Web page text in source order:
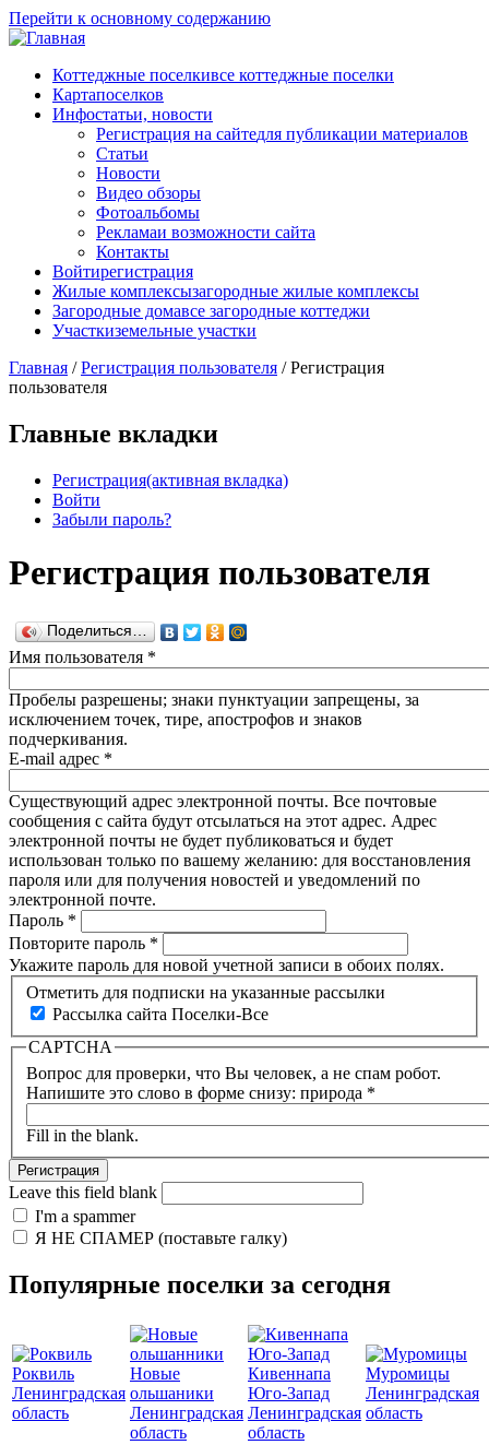
Перейти к основному содержанию
Коттеджные поселкивсе коттеджные поселки
Картапоселков
Инфостатьи, новости
Регистрация на сайтедля публикации материалов
Статьи
Новости
Видео обзоры
Фотоальбомы
Рекламаи возможности сайта
Контакты
Войтирегистрация
Жилые комплексызагородные жилые комплексы
Загородные домавсе загородные коттеджи
Участкиземельные участки
Главная / Регистрация пользователя /Регистрация
пользователя
Главные вкладки
Регистрация(активная вкладка)
Войти
Забыли пароль?
Регистрация пользователя
Поделиться…
Имя пользователя *
Пробелы разрешены; знаки пунктуации запрещены, за
исключением точек, тире, апострофов и знаков
подчеркивания.
E-mail адрес *
Существующий адрес электронной почты. Все почтовые
сообщения с сайта будут отсылаться на этот адрес. Адрес
электронной почты не будет публиковаться и будет
использован только по вашему желанию: для восстановления
пароля или для получения новостей и уведомлений по
электронной почте.
Пароль *
Повторите пароль *
Укажите пароль для новой учетной записи в обоих полях.
Отметить для подписки на указанные рассылки
Рассылка сайта Поселки-Все
CAPTCHA
Вопрос для проверки, что Вы человек, а не спам робот.
Напишите это слово в форме снизу: природа *
Fill in the blank.
Leave this field blank
I'm a spammer
Я НЕ СПАМЕР (поставьте галку)
Популярные поселки за сегодня
Роквиль
Ленинградская
область
Новые
ольшаники
Ленинградская
область
Кивеннапа
Юго-Запад
Ленинградская
область
Муромицы
Ленинградская
область